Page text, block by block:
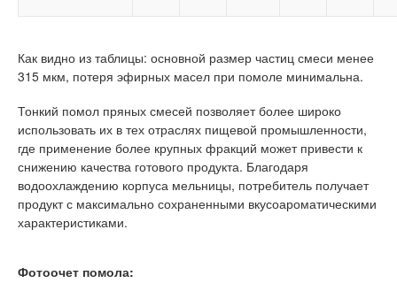
Как видно из таблицы: основной размер частиц смеси менее
315 мкм, потеря эфирных масел при помоле минимальна.
Тонкий помол пряных смесей позволяет более широко
использовать их в тех отраслях пищевой промышленности,
где применение более крупных фракций может привести к
снижению качества готового продукта. Благодаря
водоохлаждению корпуса мельницы, потребитель получает
продукт с максимально сохраненными вкусоароматическими
характеристиками.
Фотоочет помола: